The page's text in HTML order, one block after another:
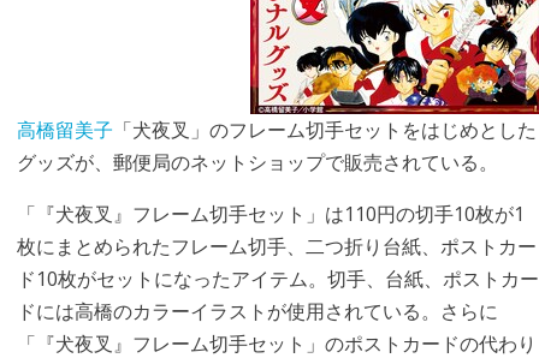
高橋留美子 「犬夜叉」のフレーム切手セットをはじめとした
グッズが、郵便局のネットショップで販売されている。
「『犬夜叉』フレーム切手セット」は110円の切手10枚が1
枚にまとめられたフレーム切手、二つ折り台紙、ポストカー
ド10枚がセットになったアイテム。切手、台紙、ポストカー
ドには高橋のカラーイラストが使用されている。さらに
「『犬夜叉』フレーム切手セット」のポストカードの代わり